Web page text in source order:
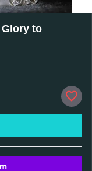
Glory to